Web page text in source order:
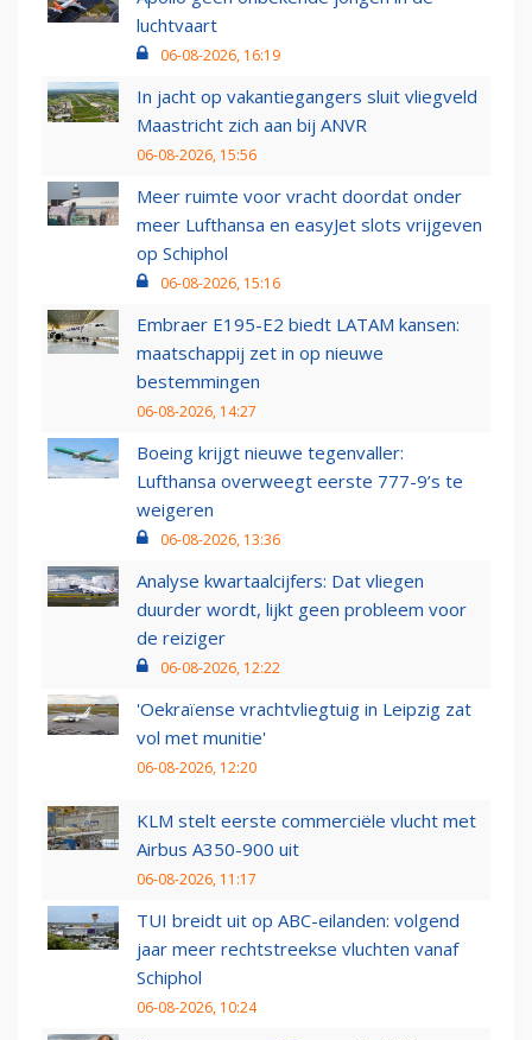
luchtvaart
06-08-2026, 16:19
In jacht op vakantiegangers sluit vliegveld
Maastricht zich aan bij ANVR
06-08-2026, 15:56
Meer ruimte voor vracht doordat onder
meer Lufthansa en easyJet slots vrijgeven
op Schiphol
06-08-2026, 15:16
Embraer E195-E2 biedt LATAM kansen:
maatschappij zet in op nieuwe
bestemmingen
06-08-2026, 14:27
Boeing krijgt nieuwe tegenvaller:
Lufthansa overweegt eerste 777-9’s te
weigeren
06-08-2026, 13:36
Analyse kwartaalcijfers: Dat vliegen
duurder wordt, lijkt geen probleem voor
de reiziger
06-08-2026, 12:22
'Oekraïense vrachtvliegtuig in Leipzig zat
vol met munitie'
06-08-2026, 12:20
KLM stelt eerste commerciële vlucht met
Airbus A350-900 uit
06-08-2026, 11:17
TUI breidt uit op ABC-eilanden: volgend
jaar meer rechtstreekse vluchten vanaf
Schiphol
06-08-2026, 10:24